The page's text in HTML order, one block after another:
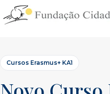
Skip
to
Cursos Erasmus+ KA1